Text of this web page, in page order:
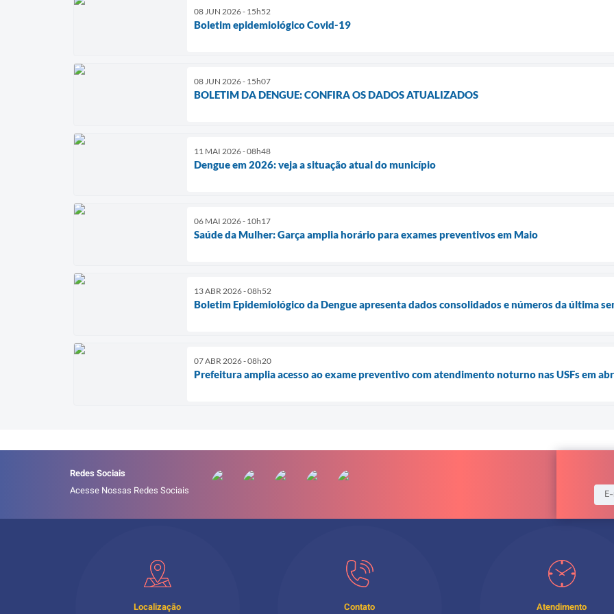
08 JUN 2026 - 15h52
Boletim epidemiológico Covid-19
08 JUN 2026 - 15h07
BOLETIM DA DENGUE: CONFIRA OS DADOS ATUALIZADOS
11 MAI 2026 - 08h48
Dengue em 2026: veja a situação atual do município
06 MAI 2026 - 10h17
Saúde da Mulher: Garça amplia horário para exames preventivos em Maio
13 ABR 2026 - 08h52
Boletim Epidemiológico da Dengue apresenta dados consolidados e números da última
07 ABR 2026 - 08h20
Prefeitura amplia acesso ao exame preventivo com atendimento noturno nas USFs em
Redes Sociais
Acesse Nossas Redes Sociais
Localização Contato Atendimento